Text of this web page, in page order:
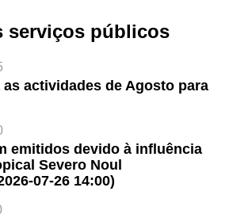
serviços públicos
actividades de Agosto para
emitidos devido à influência
Severo Noul
07-26 14:00)